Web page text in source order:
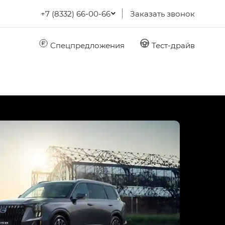
+7 (8332) 66-00-66 Заказать звонок
Спецпредложения Тест-драйв